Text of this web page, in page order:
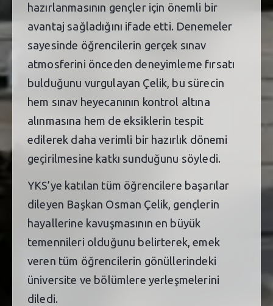
hazırlanmasının gençler için önemli bir
avantaj sağladığını ifade etti. Denemeler
sayesinde öğrencilerin gerçek sınav
atmosferini önceden deneyimleme fırsatı
bulduğunu vurgulayan Çelik, bu sürecin
hem sınav heyecanının kontrol altına
alınmasına hem de eksiklerin tespit
edilerek daha verimli bir hazırlık dönemi
geçirilmesine katkı sunduğunu söyledi.
YKS’ye katılan tüm öğrencilere başarılar
dileyen Başkan Osman Çelik, gençlerin
hayallerine kavuşmasının en büyük
temennileri olduğunu belirterek, emek
veren tüm öğrencilerin gönüllerindeki
üniversite ve bölümlere yerleşmelerini
diledi.